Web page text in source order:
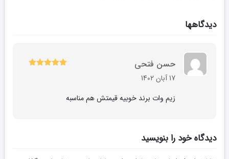
دیدگاهها
حسن فتحی
17 آبان 1402
زیم وات برند خوبیه قیمتش هم مناسبه
دیدگاه خود را بنویسید